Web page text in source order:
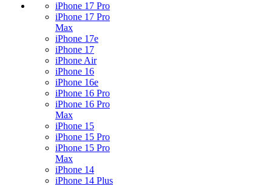
iPhone 17 Pro
iPhone 17 Pro
Max
iPhone 17e
iPhone 17
iPhone Air
iPhone 16
iPhone 16e
iPhone 16 Pro
iPhone 16 Pro
Max
iPhone 15
iPhone 15 Pro
iPhone 15 Pro
Max
iPhone 14
iPhone 14 Plus